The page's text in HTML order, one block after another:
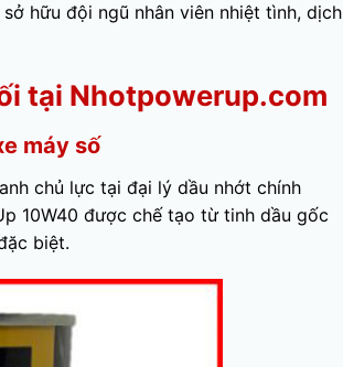
hữu đội ngũ nhân viên nhiệt tình, dịch
tại Nhotpowerup.com
máy số
chủ lực tại đại lý dầu nhớt chính
10W40 được chế tạo từ tinh dầu gốc
biệt.